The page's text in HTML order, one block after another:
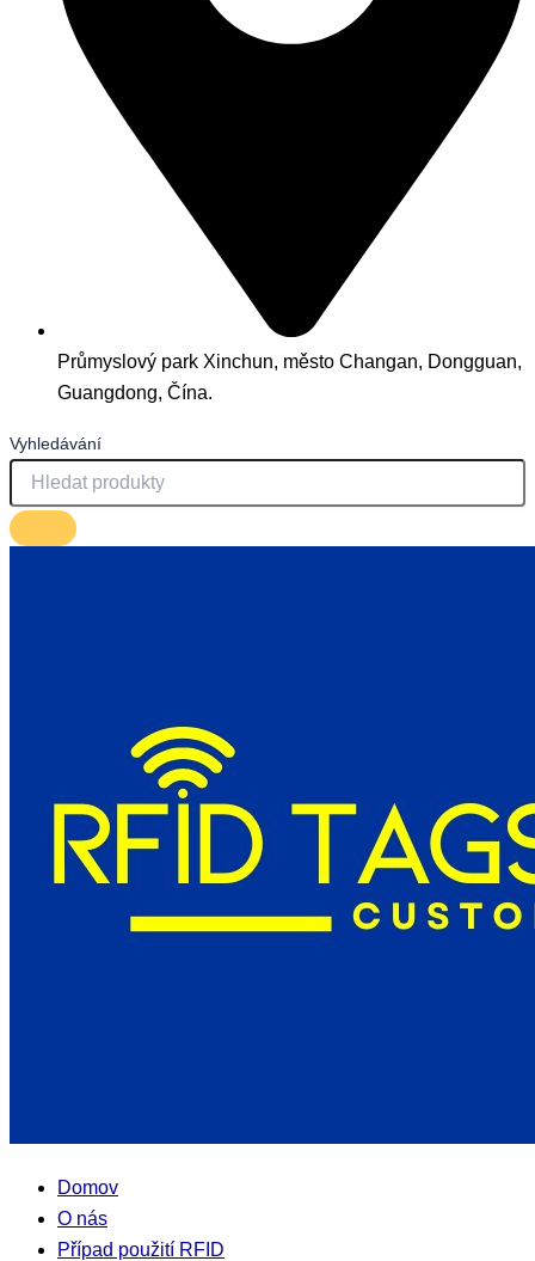
Průmyslový park Xinchun, město Changan, Dongguan,
Guangdong, Čína.
Vyhledávání
Domov
O nás
Případ použití RFID